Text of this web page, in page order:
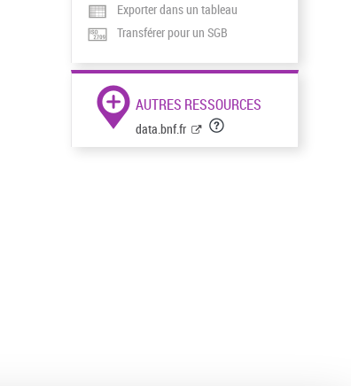
Exporter dans un tableau
Transférer pour un SGB
AUTRES RESSOURCES
data.bnf.fr